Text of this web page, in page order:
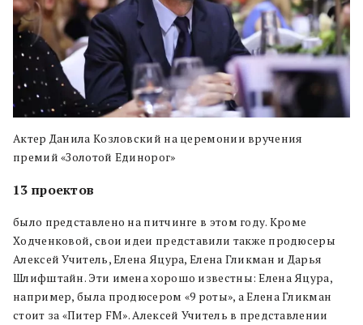
Актер Данила Козловский на церемонии вручения
премий «Золотой Единорог»
13 проектов
было представлено на питчинге в этом году. Кроме
Ходченковой, свои идеи представили также продюсеры
Алексей Учитель, Елена Яцура, Елена Гликман и Дарья
Шлифштайн. Эти имена хорошо известны: Елена Яцура,
например, была продюсером «9 роты», а Елена Гликман
стоит за «Питер FM». Алексей Учитель в представлении